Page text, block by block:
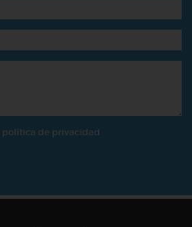
política de privacidad